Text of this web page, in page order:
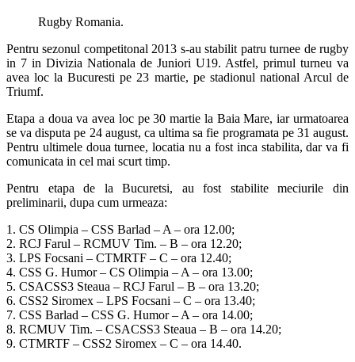
Rugby Romania.
Pentru sezonul competitonal 2013 s-au stabilit patru turnee de rugby
in 7 in Divizia Nationala de Juniori U19. Astfel, primul turneu va
avea loc la Bucuresti pe 23 martie, pe stadionul national Arcul de
Triumf.
Etapa a doua va avea loc pe 30 martie la Baia Mare, iar urmatoarea
se va disputa pe 24 august, ca ultima sa fie programata pe 31 august.
Pentru ultimele doua turnee, locatia nu a fost inca stabilita, dar va fi
comunicata in cel mai scurt timp.
Pentru etapa de la Bucuretsi, au fost stabilite meciurile din
preliminarii, dupa cum urmeaza:
1. CS Olimpia – CSS Barlad – A – ora 12.00;
2. RCJ Farul – RCMUV Tim. – B – ora 12.20;
3. LPS Focsani – CTMRTF – C – ora 12.40;
4. CSS G. Humor – CS Olimpia – A – ora 13.00;
5. CSACSS3 Steaua – RCJ Farul – B – ora 13.20;
6. CSS2 Siromex – LPS Focsani – C – ora 13.40;
7. CSS Barlad – CSS G. Humor – A – ora 14.00;
8. RCMUV Tim. – CSACSS3 Steaua – B – ora 14.20;
9. CTMRTF – CSS2 Siromex – C – ora 14.40.